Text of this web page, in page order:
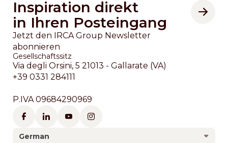
Inspiration direkt
in Ihren Posteingang
Jetzt den IRCA Group Newsletter
abonnieren
Gesellschaftssitz
Via degli Orsini, 5 21013 - Gallarate (VA)
+39 0331 284111
P.IVA 09684290969
German